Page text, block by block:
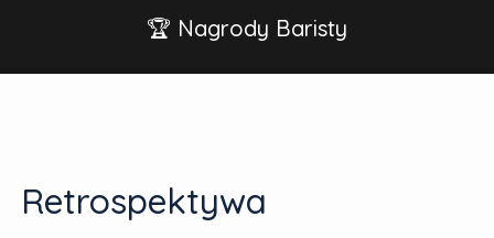
🏆 Nagrody Baristy
Retrospektywa